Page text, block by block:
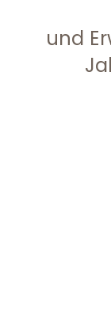
und